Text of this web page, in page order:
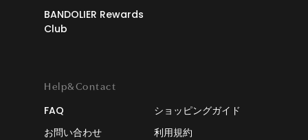
BANDOLIER Rewards
Club
Help&Contact
FAQ
ショッピングガイド
お問い合わせ
利用規約